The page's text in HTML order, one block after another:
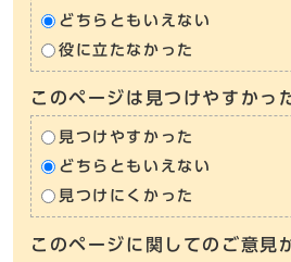
どちらともいえない
役に立たなかった
このページは見つけやすかっ
見つけやすかった
どちらともいえない
見つけにくかった
このページに関してのご意見